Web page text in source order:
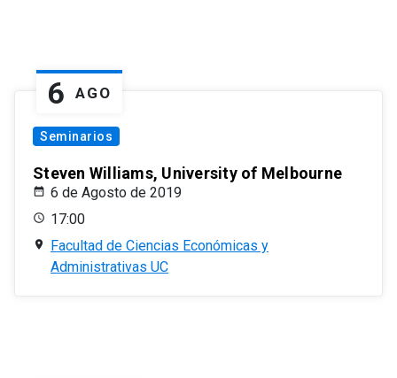
6 AGO
Seminarios
Steven Williams, University of Melbourne
6 de Agosto de 2019
17:00
Facultad de Ciencias Económicas y
Administrativas UC